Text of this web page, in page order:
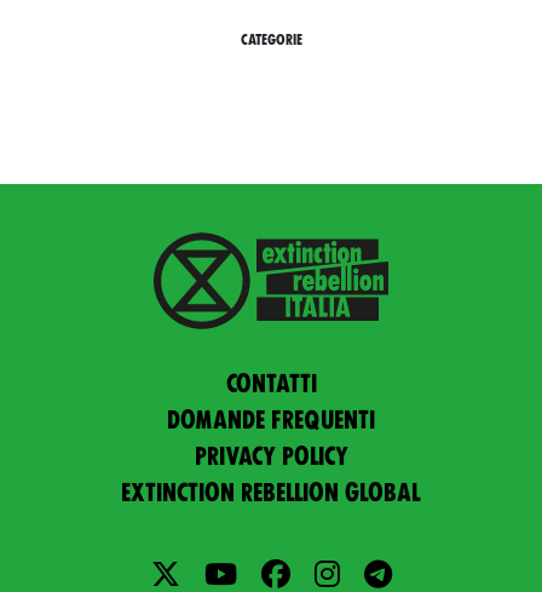
CATEGORIE
Contatti
Domande frequenti
Privacy policy
Extinction Rebellion Global